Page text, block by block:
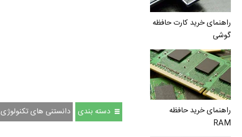
راهنمای خرید کارت حافظه
گوشی
راهنمای خرید حافظه
RAM
دسته بندی دانستنی های تکنولوژی